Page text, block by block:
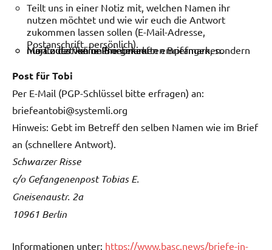
Teilt uns in einer Notiz mit, welchen Namen ihr
nutzen möchtet und wie wir euch die Antwort
zukommen lassen sollen (E-Mail-Adresse,
Postanschrift, persönlich).
Maja nutzt keine Pronomen.
Moritz darf keine Briefmarken empfangen, sondern nur Codes von online gekauften Briefmarken.
Post für Tobi
Per E-Mail (PGP-Schlüssel bitte erfragen) an:
briefeantobi@systemli.org
Hinweis: Gebt im Betreff den selben Namen wie im Brief
an (schnellere Antwort).
Schwarzer Risse
c/o Gefangenenpost Tobias E.
Gneisenaustr. 2a
10961 Berlin
Informationen unter: https://www.basc.news/briefe-in-